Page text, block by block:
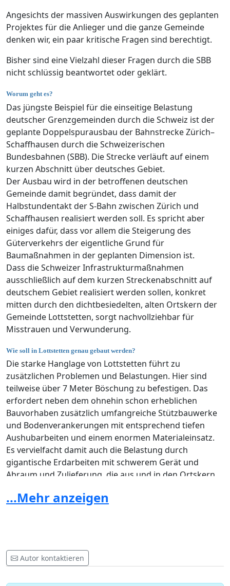
Angesichts der massiven Auswirkungen des geplanten
Projektes für die Anlieger und die ganze Gemeinde
denken wir, ein paar kritische Fragen sind berechtigt.
Bisher sind eine Vielzahl dieser Fragen durch die SBB
nicht schlüssig beantwortet oder geklärt.
Worum geht es?
Das jüngste Beispiel für die einseitige Belastung
deutscher Grenzgemeinden durch die Schweiz ist der
geplante Doppelspurausbau der Bahnstrecke Zürich–
Schaffhausen durch die Schweizerischen
Bundesbahnen (SBB). Die Strecke verläuft auf einem
kurzen Abschnitt über deutsches Gebiet.
Der Ausbau wird in der betroffenen deutschen
Gemeinde damit begründet, dass damit der
Halbstundentakt der S-Bahn zwischen Zürich und
Schaffhausen realisiert werden soll. Es spricht aber
einiges dafür, dass vor allem die Steigerung des
Güterverkehrs der eigentliche Grund für
Baumaßnahmen in der geplanten Dimension ist.
Dass die Schweizer Infrastrukturmaßnahmen
ausschließlich auf dem kurzen Streckenabschnitt auf
deutschem Gebiet realisiert werden sollen, konkret
mitten durch den dichtbesiedelten, alten Ortskern der
Gemeinde Lottstetten, sorgt nachvollziehbar für
Misstrauen und Verwunderung.
Wie soll in Lottstetten genau gebaut werden?
Die starke Hanglage von Lottstetten führt zu
zusätzlichen Problemen und Belastungen. Hier sind
teilweise über 7 Meter Böschung zu befestigen. Das
erfordert neben dem ohnehin schon erheblichen
Bauvorhaben zusätzlich umfangreiche Stützbauwerke
und Bodenverankerungen mit entsprechend tiefen
Aushubarbeiten und einem enormen Materialeinsatz.
Es vervielfacht damit auch die Belastung durch
gigantische Erdarbeiten mit schwerem Gerät und
Abraum und Zulieferung, die aus und in den Ortskern
Baustrecke ist denkbar ungeeignet, unverständlich weil
Jahre lang ausschließlich nachts
werden. Eine Vollsperrung würde die Bauzeit nicht nur
auf ca. die Hälfte verkürzen, sondern auch Bauarbeiten
...Mehr anzeigen
Autor kontaktieren